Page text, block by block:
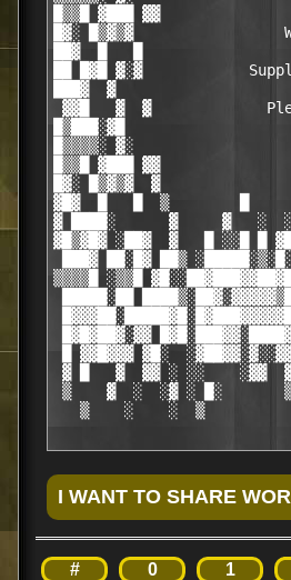
█▒▒█ ▓███ ▓▓
█▓░ █▒▓▒▓
██▓  █   █
██ █▓█ ▓░▓
███▓  ▓
▓▓█   ▓  ▓
█▒███░▓█
█▒▒▒▒░ ▓░
█▒▒█ ▓███ ▓▓
█▓░ █▒▓▒▓  ▓
▓█▓  █   █  ▒        █
▓ ████░      ▓     ▓   ░
▓█▒▓█▓ ░██▓  ▓   █ ░░█ █
███▓ ██░█▓ ██▒
▒▒▒▒█ ░▒▒█
█████░██
█▓█▓██▓░▓▓
█ ▓▓█▓▓▓ ▓█░
▓ █   ▓  ▓▓ ░ ░░    ░▓▓  ▓
▒    ▓  ░  ░▓ ░ █░
▒    ░    ░  ▒
# 0 1